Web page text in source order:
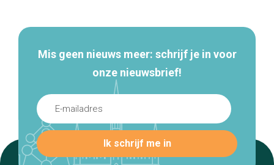
Mis geen nieuws meer: schrijf je in voor
onze nieuwsbrief!